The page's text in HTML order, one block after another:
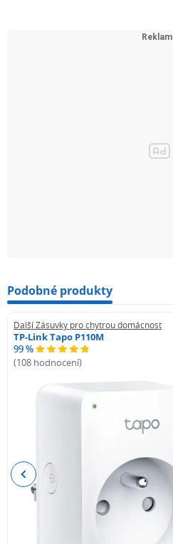
Podobné produkty
Další Zásuvky pro chytrou domácnost
TP-Link Tapo P110M
99 %
(108 hodnocení)
Previous